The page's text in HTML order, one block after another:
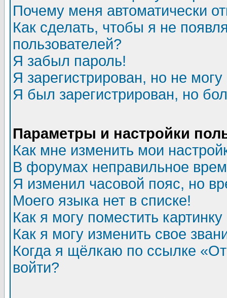
Почему меня автоматически
Как сделать, чтобы я не
пользователей?
Я забыл пароль!
Я зарегистрирован, но не могу
Я был зарегистрирован, но
Параметры и настройки
Как мне изменить мои
В форумах неправильное
Я изменил часовой пояс, но
Моего языка нет в списке!
Как я могу поместить
Как я могу изменить свое
Когда я щёлкаю по ссылке
войти?